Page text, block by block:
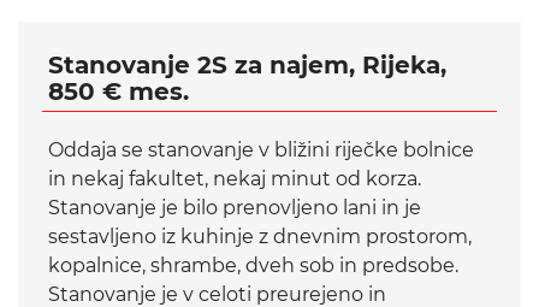
Stanovanje 2S za najem, Rijeka,
850 € mes.
Oddaja se stanovanje v bližini riječke bolnice
in nekaj fakultet, nekaj minut od korza.
Stanovanje je bilo prenovljeno lani in je
sestavljeno iz kuhinje z dnevnim prostorom,
kopalnice, shrambe, dveh sob in predsobe.
Stanovanje je v celoti preurejeno in